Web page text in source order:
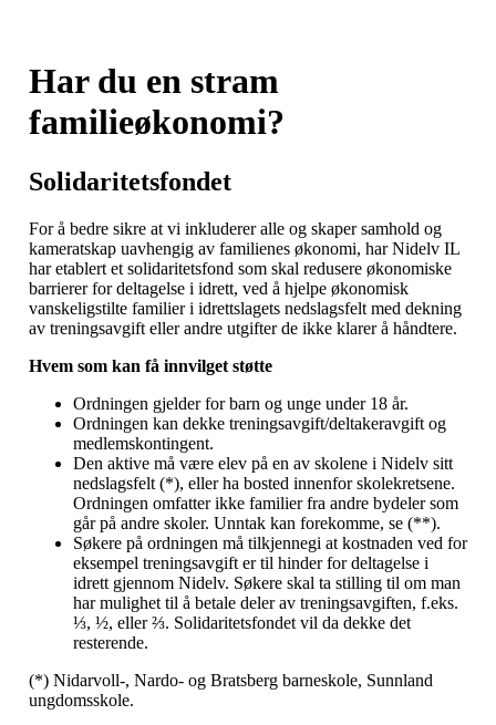
Har du en stram
familieøkonomi?
Solidaritetsfondet
For å bedre sikre at vi inkluderer alle og skaper samhold og
kameratskap uavhengig av familienes økonomi, har Nidelv IL
har etablert et solidaritetsfond som skal redusere økonomiske
barrierer for deltagelse i idrett, ved å hjelpe økonomisk
vanskeligstilte familier i idrettslagets nedslagsfelt med dekning
av treningsavgift eller andre utgifter de ikke klarer å håndtere.
Hvem som kan få innvilget støtte
Ordningen gjelder for barn og unge under 18 år.
Ordningen kan dekke treningsavgift/deltakeravgift og
medlemskontingent.
Den aktive må være elev på en av skolene i Nidelv sitt
nedslagsfelt (*), eller ha bosted innenfor skolekretsene.
Ordningen omfatter ikke familier fra andre bydeler som
går på andre skoler. Unntak kan forekomme, se (**).
Søkere på ordningen må tilkjennegi at kostnaden ved for
eksempel treningsavgift er til hinder for deltagelse i
idrett gjennom Nidelv. Søkere skal ta stilling til om man
har mulighet til å betale deler av treningsavgiften, f.eks.
⅓, ½, eller ⅔. Solidaritetsfondet vil da dekke det
resterende.
(*) Nidarvoll-, Nardo- og Bratsberg barneskole, Sunnland
ungdomsskole.